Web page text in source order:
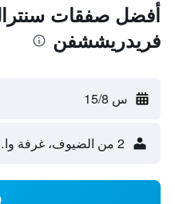
أفضل صفقات
فريدريششفن
س 15/8
2 من الضيوف، غرفة واحدة